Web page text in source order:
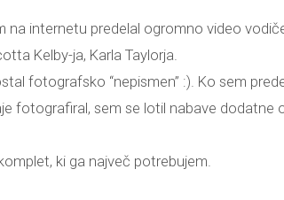
na internetu predelal ogromno video
Kelby-ja, Karla Taylorja.
fotografsko “nepismen” :). Ko sem
fotografiral, sem se lotil nabave dodatne
ki ga največ potrebujem.